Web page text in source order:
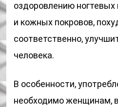
оздоровлению
и кожных покровов,
соответственно,
человека.
В особенности,
необходимо женщинам,